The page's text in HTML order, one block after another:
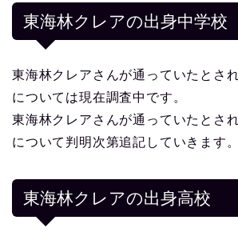
東海林クレアの出身中学校
東海林クレアさんが通っていたとさ
については現在調査中です。
東海林クレアさんが通っていたとさ
について判明次第追記していきます。
東海林クレアの出身高校